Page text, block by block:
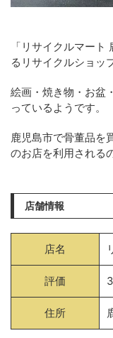
「リサイクルマー
るリサイクルショップ
絵画・焼き物・お盆
っているようです。
鹿児島市で骨董品を
のお店を利用される
店舗情報
店名
評価
住所